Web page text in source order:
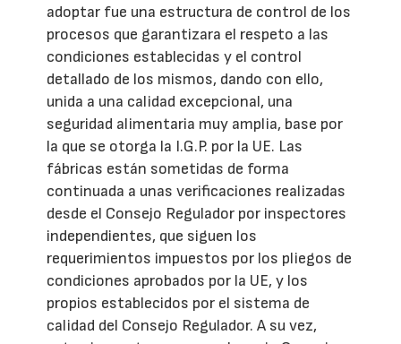
adoptar fue una estructura de control de los
procesos que garantizara el respeto a las
condiciones establecidas y el control
detallado de los mismos, dando con ello,
unida a una calidad excepcional, una
seguridad alimentaria muy amplia, base por
la que se otorga la I.G.P. por la UE. Las
fábricas están sometidas de forma
continuada a unas verificaciones realizadas
desde el Consejo Regulador por inspectores
independientes, que siguen los
requerimientos impuestos por los pliegos de
condiciones aprobados por la UE, y los
propios establecidos por el sistema de
calidad del Consejo Regulador. A su vez,